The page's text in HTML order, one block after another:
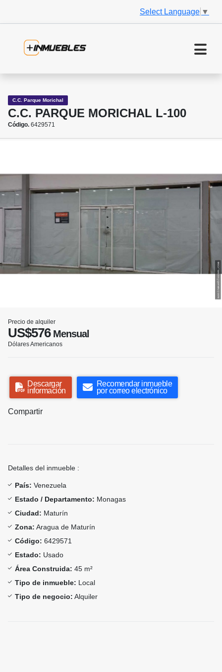
Select Language ▼
C.C. Parque Morichal
C.C. PARQUE MORICHAL L-100
Código. 6429571
Precio de alquiler
US$576Mensual
Dólares Americanos
Descargar
información
Recomendar inmueble
por correo electrónico
Compartir
Detalles del inmueble :
País: Venezuela
Estado / Departamento: Monagas
Ciudad: Maturín
Zona: Aragua de Maturín
Código: 6429571
Estado: Usado
Área Construida: 45 m²
Tipo de inmueble: Local
Tipo de negocio: Alquiler